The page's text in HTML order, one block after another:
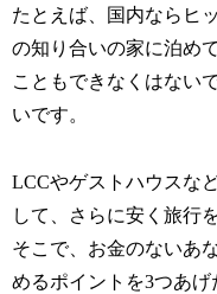
たとえば、国内ならヒ
の知り合いの家に泊め
こともできなくはない
いです。
LCCやゲストハウスな
して、さらに安く旅行
そこで、お金のないあ
めるポイントを3つあ